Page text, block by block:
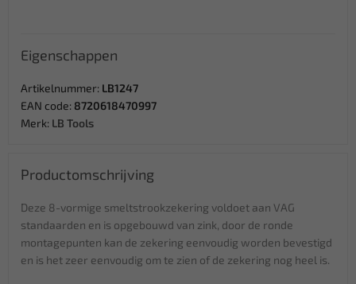
Eigenschappen
Artikelnummer: LB1247
EAN code: 8720618470997
Merk: LB Tools
Productomschrijving
Deze 8-vormige smeltstrookzekering voldoet aan VAG
standaarden en is opgebouwd van zink, door de ronde
montagepunten kan de zekering eenvoudig worden bevestigd
en is het zeer eenvoudig om te zien of de zekering nog heel is.